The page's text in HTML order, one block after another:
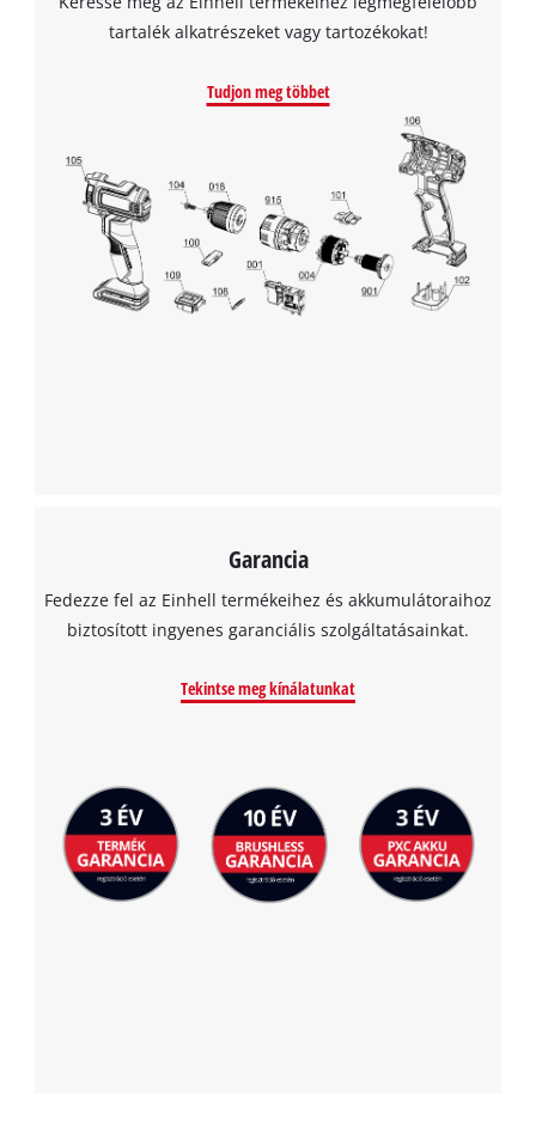
Powered byUsercentrics Consent
tartalék alkatrészeket vagy tartozékokat!
Tudjon meg többet
Garancia
Fedezze fel az Einhell termékeihez és akkumulátoraihoz
biztosított ingyenes garanciális szolgáltatásainkat.
Tekintse meg kínálatunkat